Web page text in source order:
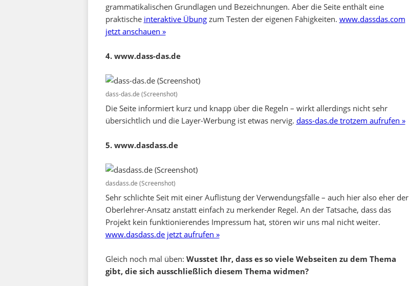
grammatikalischen Grundlagen und Bezeichnungen. Aber die Seite enthält eine
praktische interaktive Übungzum Testen der eigenen Fähigkeiten. www.dassdas.com
jetzt anschauen »
4. www.dass-das.de
dass-das.de (Screenshot)
Die Seite informiert kurz und knapp über die Regeln – wirkt allerdings nicht sehr
übersichtlich und die Layer-Werbung ist etwas nervig. dass-das.de trotzem aufrufen »
5. www.dasdass.de
dasdass.de (Screenshot)
Sehr schlichte Seit mit einer Auflistung der Verwendungsfälle – auch hier also eher der
Oberlehrer-Ansatz anstatt einfach zu merkender Regel. An der Tatsache, dass das
Projekt kein funktionierendes Impressum hat, stören wir uns mal nicht weiter.
www.dasdass.de jetzt aufrufen »
Gleich noch mal üben: Wusstet Ihr, dass es so viele Webseiten zu dem Thema
gibt, die sich ausschließlich diesem Thema widmen?